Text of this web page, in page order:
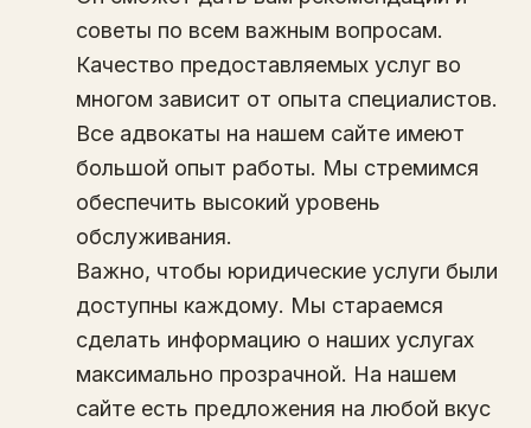
советы по всем важным вопросам.
Качество предоставляемых услуг во
многом зависит от опыта специалистов.
Все адвокаты на нашем сайте имеют
большой опыт работы. Мы стремимся
обеспечить высокий уровень
обслуживания.
Важно, чтобы юридические услуги были
доступны каждому. Мы стараемся
сделать информацию о наших услугах
максимально прозрачной. На нашем
сайте есть предложения на любой вкус